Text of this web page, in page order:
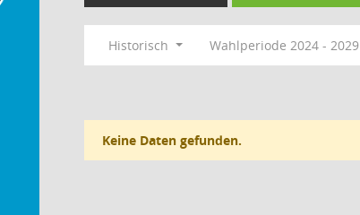
Historisch Wahlperiode 2024 - 2029
Keine Daten gefunden.